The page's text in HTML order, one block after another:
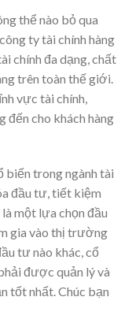
thể nào bỏ qua
ty tài chính hàng
chính đa dạng, chất
trên toàn thế giới.
vực tài chính,
đến cho khách hàng
biến trong ngành tài
đầu tư, tiết kiệm
một lựa chọn đầu
gia vào thị trường
tư nào khác, cổ
được quản lý và
tốt nhất. Chúc bạn